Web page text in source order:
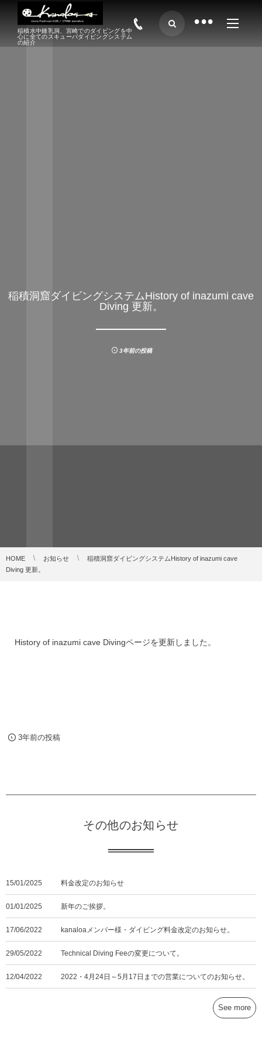
稲積水中鍾乳洞、宮崎でのダイビングを中
心に全てのスキューバダイビングシステム
の紹介
•
稲積洞窟ダイビングシステムHistory of inazumi cave
Diving 更新。
3年前の投稿
HOME お知らせ
稲積洞窟ダイビングシステムHistory of inazumi cave
Diving 更新。
History of inazumi cave Divingページを更新しました。
3年前の投稿
その他のお知らせ
15/01/2025 料金改定のお知らせ
01/01/2025 新年のご挨拶。
17/06/2022 kanaloaメンバー様・ダイビング料金改定のお知らせ。
29/05/2022 Technical Diving Feeの変更について。
12/04/2022 2022・4月24日～5月17日までの営業についてのお知らせ。
See more